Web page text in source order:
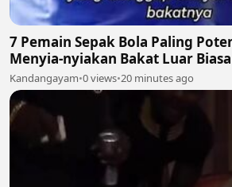
7 Pemain Sepak Bola Paling
Menyia-nyiakan Bakat Luar
Kandangayam•0 views•20 minutes ago